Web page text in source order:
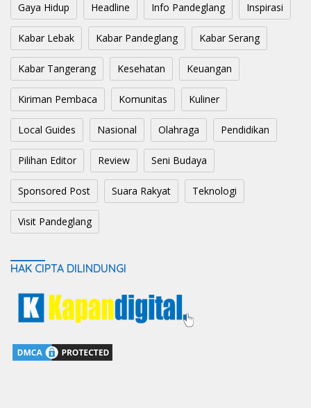
Gaya Hidup Headline Info Pandeglang Inspirasi
Kabar Lebak Kabar Pandeglang Kabar Serang
Kabar Tangerang Kesehatan Keuangan
Kiriman Pembaca Komunitas Kuliner
Local Guides Nasional Olahraga Pendidikan
Pilihan Editor Review Seni Budaya
Sponsored Post Suara Rakyat Teknologi
Visit Pandeglang
HAK CIPTA DILINDUNGI